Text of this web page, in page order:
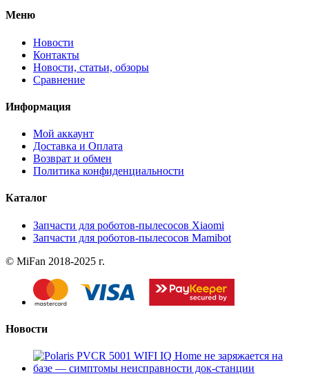
Меню
Новости
Контакты
Новости, статьи, обзоры
Сравнение
Информация
Мой аккаунт
Доставка и Оплата
Возврат и обмен
Политика конфиденциальности
Каталог
Запчасти для роботов-пылесосов Xiaomi
Запчасти для роботов-пылесосов Mamibot
© MiFan 2018-2025 г.
Новости